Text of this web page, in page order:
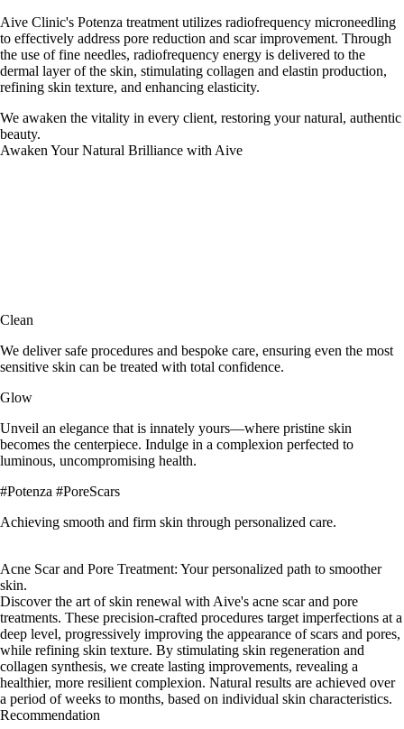
Aive Clinic's Potenza treatment utilizes radiofrequency microneedling
to effectively address pore reduction and scar improvement. Through
the use of fine needles, radiofrequency energy is delivered to the
dermal layer of the skin, stimulating collagen and elastin production,
refining skin texture, and enhancing elasticity.
We awaken the vitality in every client, restoring your natural, authentic
beauty.
Awaken Your Natural Brilliance with Aive
Clean
We deliver safe procedures and bespoke care, ensuring even the most
sensitive skin can be treated with total confidence.
Glow
Unveil an elegance that is innately yours—where pristine skin
becomes the centerpiece. Indulge in a complexion perfected to
luminous, uncompromising health.
#Potenza #PoreScars
Achieving smooth and firm skin through personalized care.
Acne Scar and Pore Treatment: Your personalized path to smoother
skin.
Discover the art of skin renewal with Aive's acne scar and pore
treatments. These precision-crafted procedures target imperfections at a
deep level, progressively improving the appearance of scars and pores,
while refining skin texture. By stimulating skin regeneration and
collagen synthesis, we create lasting improvements, revealing a
healthier, more resilient complexion. Natural results are achieved over
a period of weeks to months, based on individual skin characteristics.
Recommendation